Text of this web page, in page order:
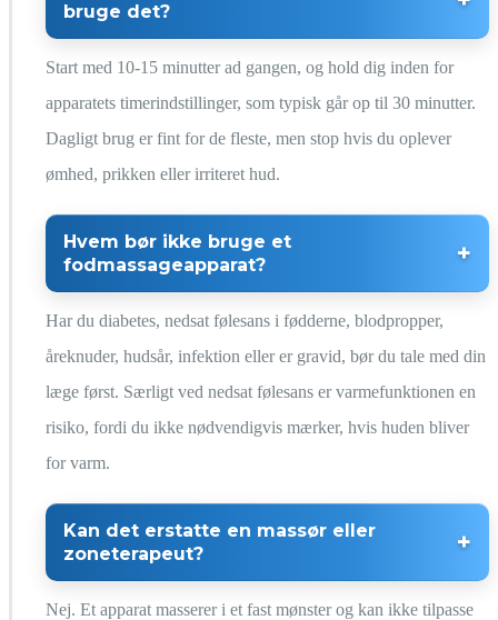
bruge det?
Start med 10-15 minutter ad gangen, og hold dig inden for
apparatets timerindstillinger, som typisk går op til 30 minutter.
Dagligt brug er fint for de fleste, men stop hvis du oplever
ømhed, prikken eller irriteret hud.
Hvem bør ikke bruge et
fodmassageapparat?
Har du diabetes, nedsat følesans i fødderne, blodpropper,
åreknuder, hudsår, infektion eller er gravid, bør du tale med din
læge først. Særligt ved nedsat følesans er varmefunktionen en
risiko, fordi du ikke nødvendigvis mærker, hvis huden bliver
for varm.
Kan det erstatte en massør eller
zoneterapeut?
Nej. Et apparat masserer i et fast mønster og kan ikke tilpasse